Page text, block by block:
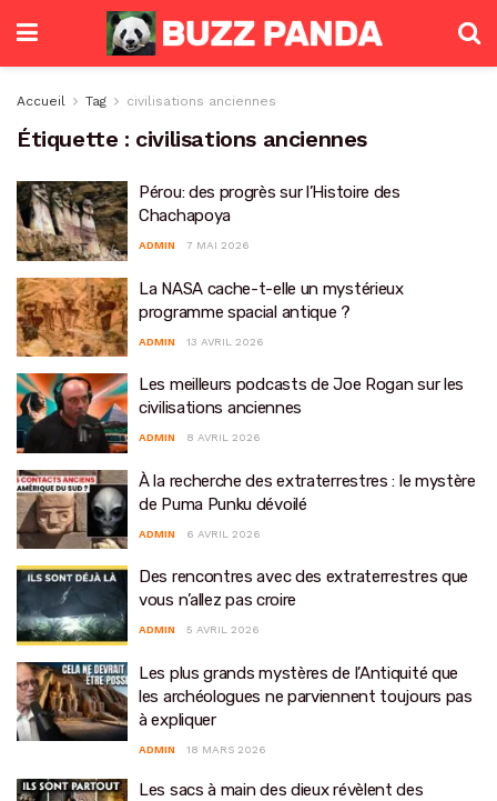
Accueil Tag civilisations anciennes
Étiquette : civilisations anciennes
Pérou: des progrès sur l’Histoire des
Chachapoya
ADMIN 7 MAI 2026
La NASA cache-t-elle un mystérieux
programme spacial antique ?
ADMIN 13 AVRIL 2026
Les meilleurs podcasts de Joe Rogan sur les
civilisations anciennes
ADMIN 8 AVRIL 2026
À la recherche des extraterrestres : le mystère
de Puma Punku dévoilé
ADMIN 6 AVRIL 2026
Des rencontres avec des extraterrestres que
vous n’allez pas croire
ADMIN 5 AVRIL 2026
Les plus grands mystères de l’Antiquité que
les archéologues ne parviennent toujours pas
à expliquer
ADMIN 18 MARS 2026
Les sacs à main des dieux révèlent des